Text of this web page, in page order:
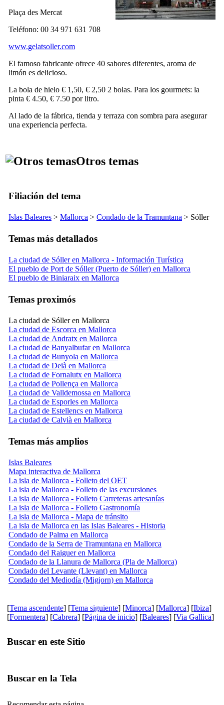
Plaça des Mercat
Teléfono: 00 34 971 631 708
www.gelatsoller.com
El famoso fabricante ofrece 40 sabores diferentes, aroma de
limón es delicioso.
La bola de hielo € 1,50, € 2,50 2 bolas. Para los gourmets: la
pinta € 4.50, € 7.50 por litro.
Al lado de la fábrica, tienda y terraza con sombra para asegurar
una experiencia perfecta.
Otros temas
Filiación del tema
Islas Baleares > Mallorca > Condado de la Tramuntana > Sóller
Temas más detallados
La ciudad de Sóller en Mallorca - Información Turística
El pueblo de Port de Sóller (Puerto de Sóller) en Mallorca
El pueblo de Biniaraix en Mallorca
Temas proximós
La ciudad de Sóller en Mallorca
La ciudad de Escorca en Mallorca
La ciudad de Andratx en Mallorca
La ciudad de Banyalbufar en Mallorca
La ciudad de Bunyola en Mallorca
La ciudad de Deià en Mallorca
La ciudad de Fornalutx en Mallorca
La ciudad de Pollença en Mallorca
La ciudad de Valldemossa en Mallorca
La ciudad de Esporles en Mallorca
La ciudad de Estellencs en Mallorca
La ciudad de Calvià en Mallorca
Temas más amplios
Islas Baleares
Mapa interactiva de Mallorca
La isla de Mallorca - Folleto del OET
La isla de Mallorca - Folleto de las excursiones
La isla de Mallorca - Folleto Carreteras artesanías
La isla de Mallorca - Folleto Gastronomía
La isla de Mallorca - Mapa de tránsito
La isla de Mallorca en las Islas Baleares - Historia
Condado de Palma en Mallorca
Condado de la Serra de Tramuntana en Mallorca
Condado del Raiguer en Mallorca
Condado de la Llanura de Mallorca (Pla de Mallorca)
Condado del Levante (Llevant) en Mallorca
Condado del Mediodía (Migjorn) en Mallorca
[Tema ascendente] [Tema siguiente] [Minorca] [Mallorca] [Ibiza]
[Formentera] [Cabrera] [Página de inicio] [Baleares] [Via Gallica]
Buscar en este Sitio
Buscar en la Tela